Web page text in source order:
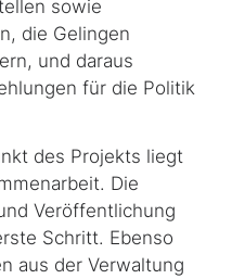
sowie
die Gelingen
und daraus
für die Politik
des Projekts liegt
Die
Veröffentlichung
Schritt. Ebenso
aus der Verwaltung